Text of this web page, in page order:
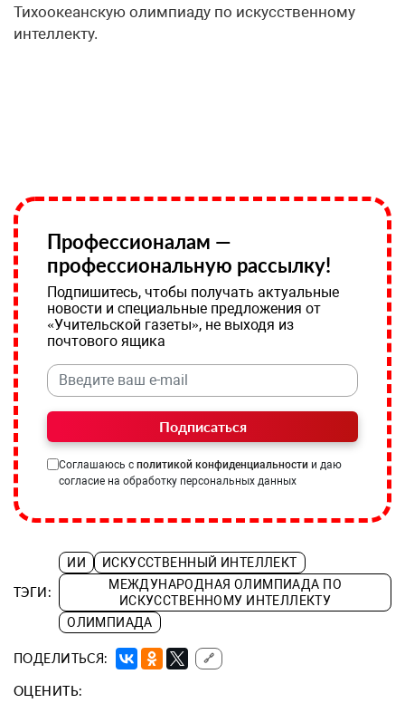
Тихоокеанскую олимпиаду по искусственному
интеллекту.
Профессионалам —
профессиональную рассылку!
Подпишитесь, чтобы получать актуальные
новости и специальные предложения от
«Учительской газеты», не выходя из
почтового ящика
Подписаться
Соглашаюсь с политикой конфиденциальности и даю
согласие на обработку персональных данных
ТЭГИ:
ИИ
ИСКУССТВЕННЫЙ ИНТЕЛЛЕКТ
МЕЖДУНАРОДНАЯ ОЛИМПИАДА ПО
ИСКУССТВЕННОМУ ИНТЕЛЛЕКТУ
ОЛИМПИАДА
ПОДЕЛИТЬСЯ: 🔗
ОЦЕНИТЬ: